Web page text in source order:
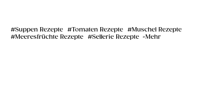
Suppen Rezepte Tomaten Rezepte
Muschel Rezepte
Meeresfrüchte Rezepte
Sellerie Rezepte Mehr